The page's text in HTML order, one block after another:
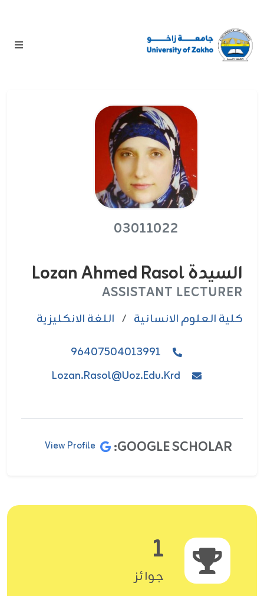
03011022
السيدة Lozan Ahmed Rasol
ASSISTANT LECTURER
كلية العلوم الانسانية / اللغة الانكليزية
96407504013991
Lozan.rasol@uoz.edu.krd
GOOGLE SCHOLAR:
View Profile
1
جوائز